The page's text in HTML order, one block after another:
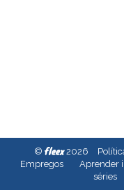
© fleex2026
Empregos
Aprender
séries